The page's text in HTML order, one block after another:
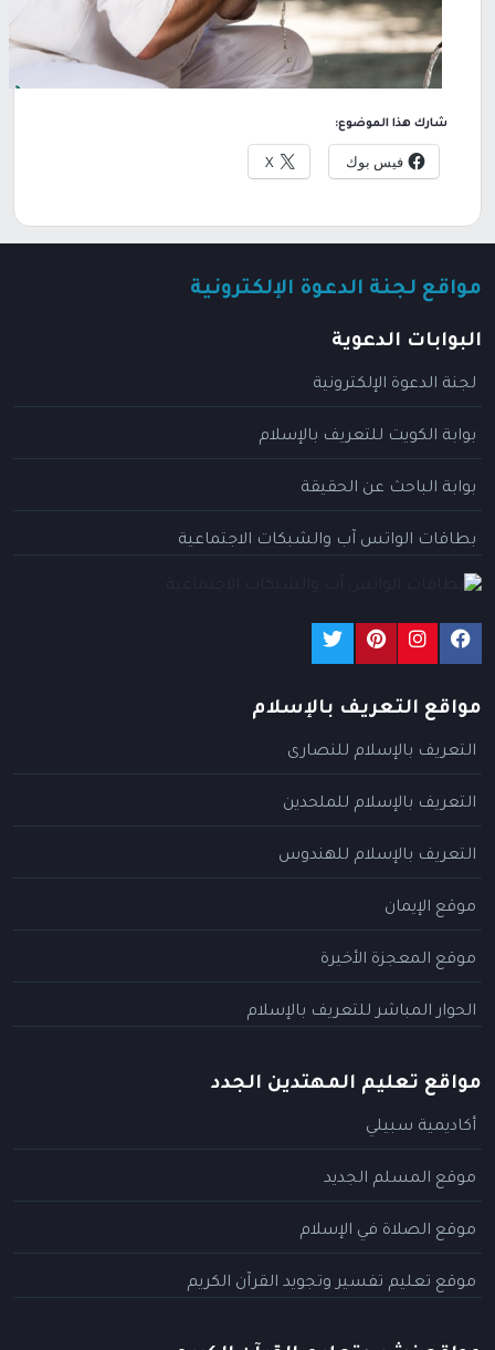
شارك هذا الموضوع:
فيس بوك X
مواقع لجنة الدعوة الإلكترونية
البوابات الدعوية
لجنة الدعوة الإلكترونية
بوابة الكويت للتعريف بالإسلام
بوابة الباحث عن الحقيقة
بطاقات الواتس آب والشبكات الاجتماعية
مواقع التعريف بالإسلام
التعريف بالإسلام للنصارى
التعريف بالإسلام للملحدين
التعريف بالإسلام للهندوس
موقع الإيمان
موقع المعجزة الأخيرة
الحوار المباشر للتعريف بالإسلام
مواقع تعليم المهتدين الجدد
أكاديمية سبيلي
موقع المسلم الجديد
موقع الصلاة في الإسلام
موقع تعليم تفسير وتجويد القرآن الكريم